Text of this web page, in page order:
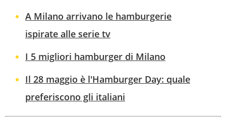
A Milano arrivano le hamburgerie
ispirate alle serie tv
I 5 migliori hamburger di Milano
Il 28 maggio è l'Hamburger Day: quale
preferiscono gli italiani